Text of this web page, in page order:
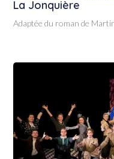
La Jonquière
Adaptée du roman de